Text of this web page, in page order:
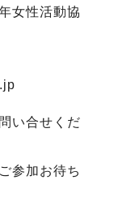
女性活動協
い合せくだ
参加お待ち